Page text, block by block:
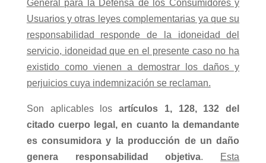
General para la Defensa de los Consumidores y
Usuarios y otras leyes complementarias ya que su
responsabilidad responde de la idoneidad del
servicio, idoneidad que en el presente caso no ha
existido como vienen a demostrar los daños y
perjuicios cuya indemnización se reclaman.
Son aplicables los artículos 1, 128, 132 del
citado cuerpo legal, en cuanto la demandante
es consumidora y la producción de un daño
genera responsabilidad objetiva.
Esta